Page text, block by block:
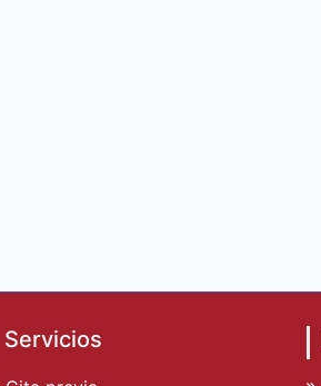
Servicios